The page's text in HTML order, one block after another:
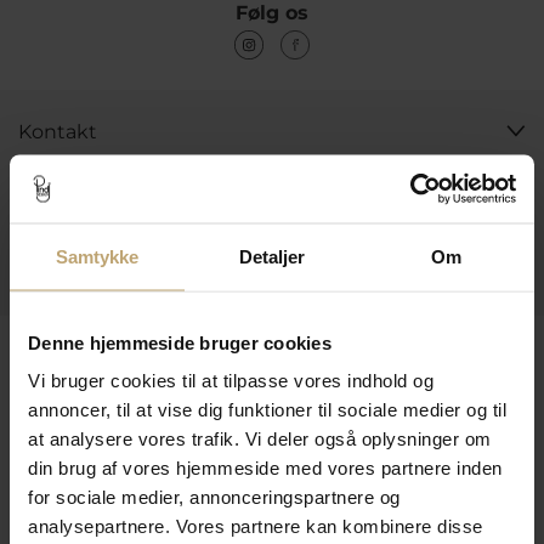
Samtykke Detaljer Om
Denne hjemmeside bruger cookies
Vi bruger cookies til at tilpasse vores indhold og
annoncer, til at vise dig funktioner til sociale medier og til
at analysere vores trafik. Vi deler også oplysninger om
din brug af vores hjemmeside med vores partnere inden
for sociale medier, annonceringspartnere og
analysepartnere. Vores partnere kan kombinere disse
Følg os
Kontakt
Åbningstider I Butikken
Praktiske Sider
Leveringsmuligheder
Betalingsmuligheder